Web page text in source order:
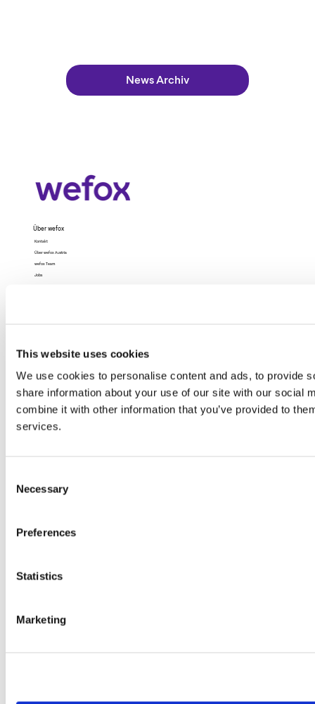
This website uses cookies
We use cookies to personalise content and ads, to provide
share information about your use of our site with our social
combine it with other information that you’ve provided to
services.
Selection
Necessary
Preferences
Statistics
Marketing
News Archiv
Über wefox
Kontakt
Über wefox Austria
wefox Team
Jobs
Datenschutz
AGB
Nutzungsbedingungen